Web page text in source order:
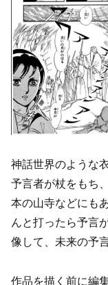
神話世界のような
予言者が杖をもち
本の山寺などにも
んと打ったら予言
像して、未来の予
作品を描く前に編